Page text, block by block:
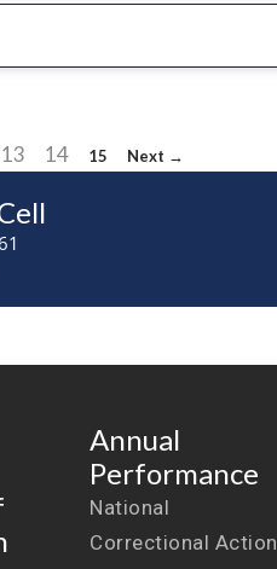
13 14 15 Next →
Annual
Performance
National
Correctional Action